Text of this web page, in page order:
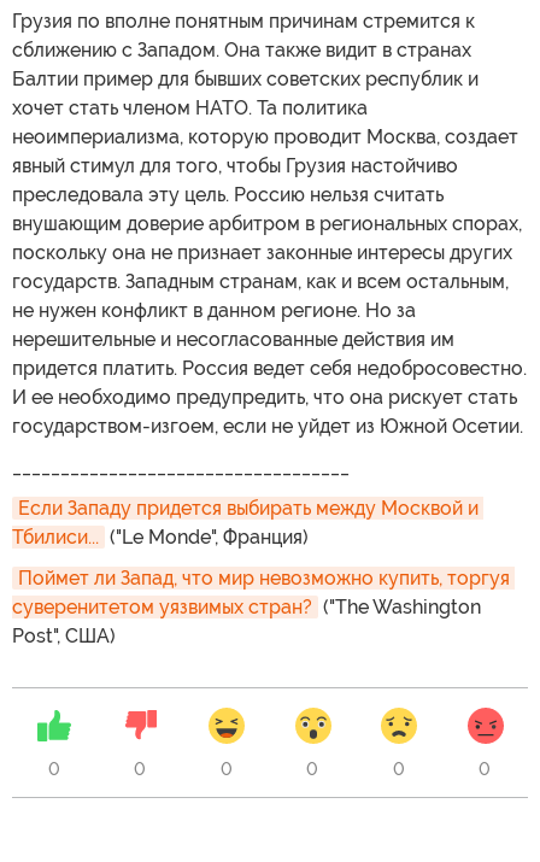
Грузия по вполне понятным причинам стремится к
сближению с Западом. Она также видит в странах
Балтии пример для бывших советских республик и
хочет стать членом НАТО. Та политика
неоимпериализма, которую проводит Москва, создает
явный стимул для того, чтобы Грузия настойчиво
преследовала эту цель. Россию нельзя считать
внушающим доверие арбитром в региональных спорах,
поскольку она не признает законные интересы других
государств. Западным странам, как и всем остальным,
не нужен конфликт в данном регионе. Но за
нерешительные и несогласованные действия им
придется платить. Россия ведет себя недобросовестно.
И ее необходимо предупредить, что она рискует стать
государством-изгоем, если не уйдет из Южной Осетии.
Если Западу придется выбирать между Москвой и
Тбилиси... ("Le Monde", Франция)
Поймет ли Запад, что мир невозможно купить, торгуя
суверенитетом уязвимых стран? ("The Washington
Post", США)
0 0 0 0 0 0